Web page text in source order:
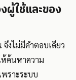
ผู้ใช้และของ
งไม่มีคำตอบเดียว
ค้นหาความ
ราะระบบ